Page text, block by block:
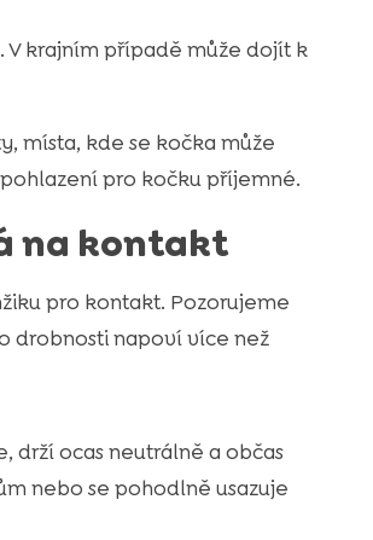
krajním případě může dojít k
místa, kde se kočka může
pro kočku příjemné.
na kontakt
pro kontakt. Pozorujeme
drobnosti napoví více než
drží ocas neutrálně a občas
nebo se pohodlně usazuje